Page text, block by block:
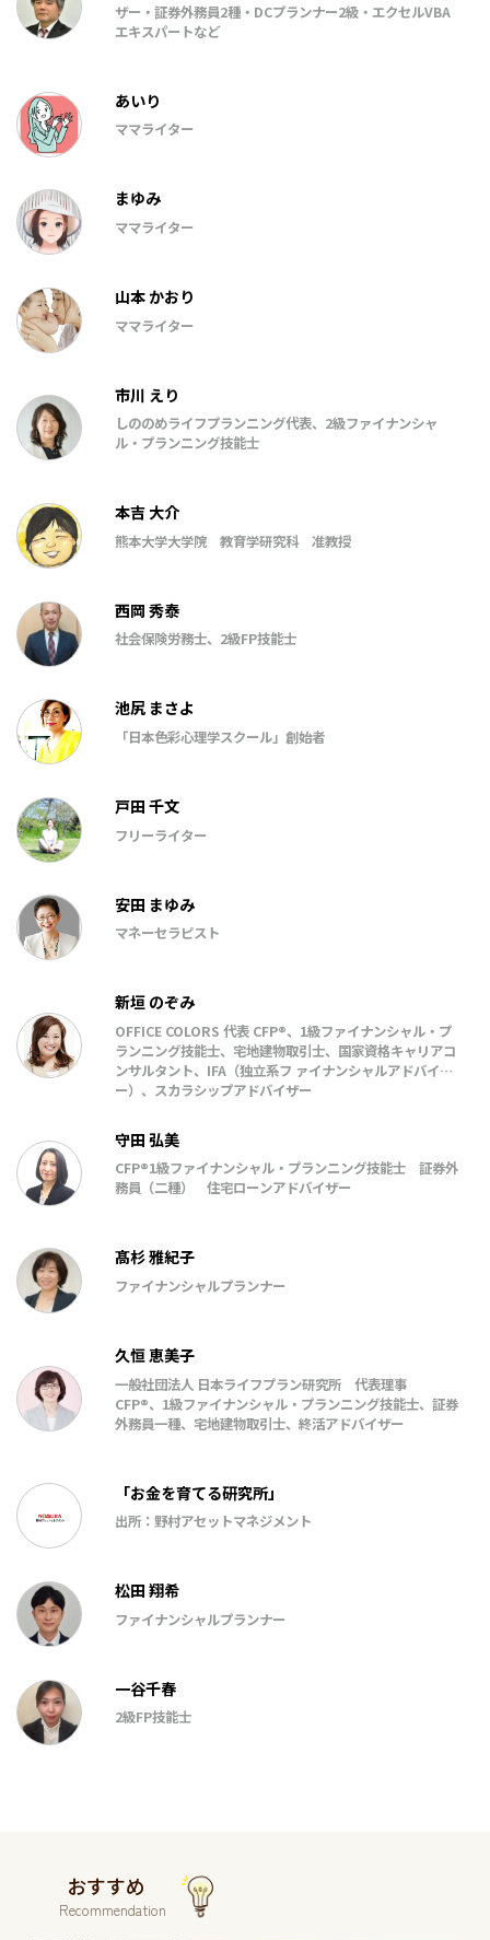
ザー・証券外務員2種・DCプランナー2級・エクセルVBA
エキスパートなど
あいり
ママライター
まゆみ
ママライター
山本 かおり
ママライター
市川 えり
しののめライフプランニング代表、2級ファイナンシャ
ル・プランニング技能士
本吉 大介
熊本大学大学院 教育学研究科 准教授
西岡 秀泰
社会保険労務士、2級FP技能士
池尻 まさよ
「日本色彩心理学スクール」創始者
戸田 千文
フリーライター
安田 まゆみ
マネーセラピスト
新垣 のぞみ
OFFICE COLORS 代表 CFP®、1級ファイナンシャル・プ
ランニング技能⼠、宅地建物取引⼠、国家資格キャリアコ
ンサルタント、IFA（独⽴系フ ァイナンシャルアドバイザ
ー）、スカラシップアドバイザー
守田 弘美
CFP®1級ファイナンシャル・プランニング技能士 証券外
務員（二種） 住宅ローンアドバイザー
髙杉 雅紀子
ファイナンシャルプランナー
久恒 恵美子
一般社団法人 日本ライフプラン研究所 代表理事
CFP®、1級ファイナンシャル・プランニング技能士、証券
外務員一種、宅地建物取引士、終活アドバイザー
「お金を育てる研究所」
出所：野村アセットマネジメント
松田 翔希
ファイナンシャルプランナー
一谷千春
2級FP技能士
おすすめ
Recommendation